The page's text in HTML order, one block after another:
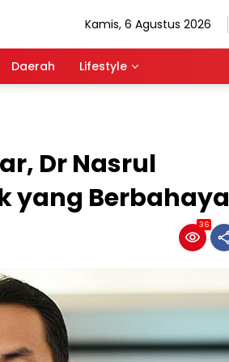
Kamis, 6 Agustus 2026
Daerah Lifestyle
Dr Nasrul
yang Berbahaya
36